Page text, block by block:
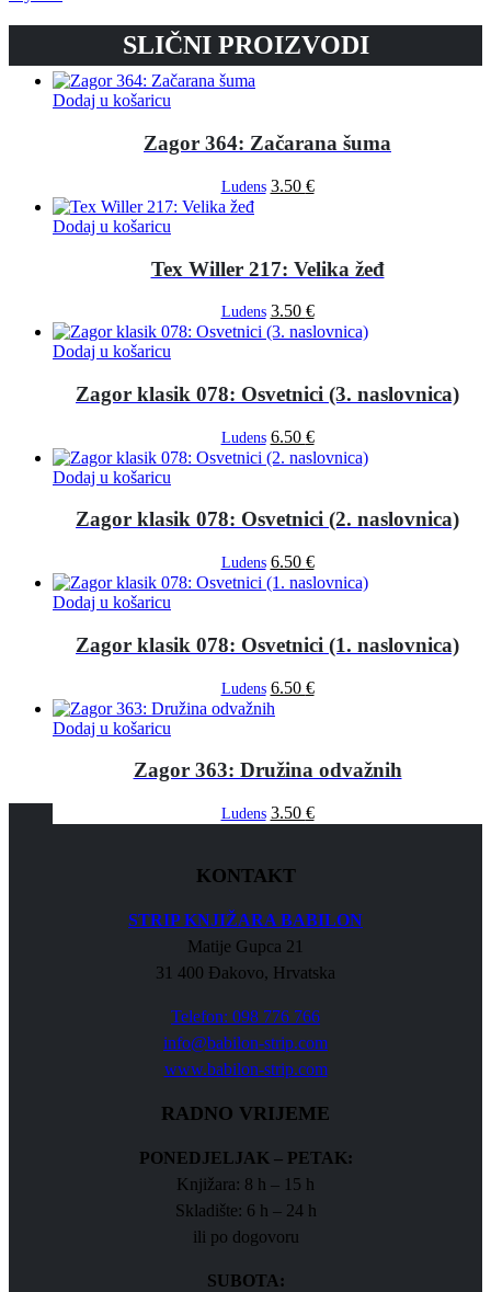
SLIČNI PROIZVODI
Dodaj u košaricu
Zagor 364: Začarana šuma
Ludens 3.50 €
Dodaj u košaricu
Tex Willer 217: Velika žeđ
Ludens 3.50 €
Dodaj u košaricu
Zagor klasik 078: Osvetnici (3. naslovnica)
Ludens 6.50 €
Dodaj u košaricu
Zagor klasik 078: Osvetnici (2. naslovnica)
Ludens 6.50 €
Dodaj u košaricu
Zagor klasik 078: Osvetnici (1. naslovnica)
Ludens 6.50 €
Dodaj u košaricu
Zagor 363: Družina odvažnih
Ludens 3.50 €
KONTAKT
STRIP KNJIŽARA BABILON
Matije Gupca 21
31 400 Đakovo, Hrvatska
Telefon: 098 776 766
info@babilon-strip.com
www.babilon-strip.com
RADNO VRIJEME
PONEDJELJAK – PETAK:
Knjižara: 8 h – 15 h
Skladište: 6 h – 24 h
ili po dogovoru
SUBOTA: